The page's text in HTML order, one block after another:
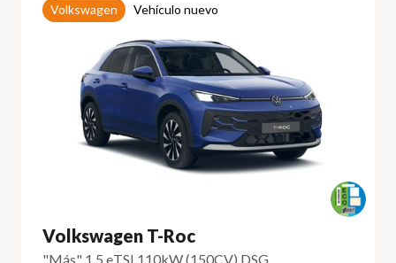
Volkswagen Vehículo nuevo
Volkswagen T-Roc
"Más" 1.5 eTSI 110kW (150CV) DSG